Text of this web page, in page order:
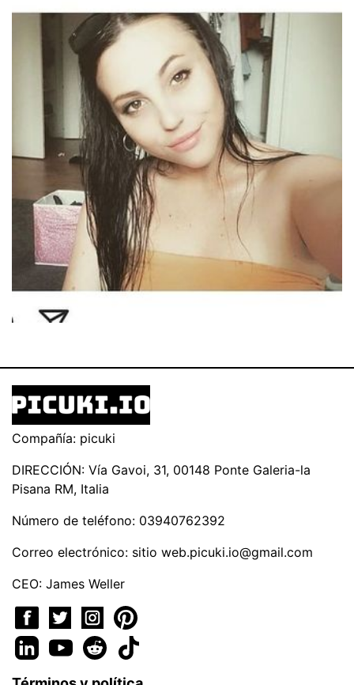
Compañía: picuki
DIRECCIÓN: Vía Gavoi, 31, 00148 Ponte Galeria-la
Pisana RM, Italia
Número de teléfono: 03940762392
Correo electrónico: sitio web.picuki.io@gmail.com
CEO: James Weller